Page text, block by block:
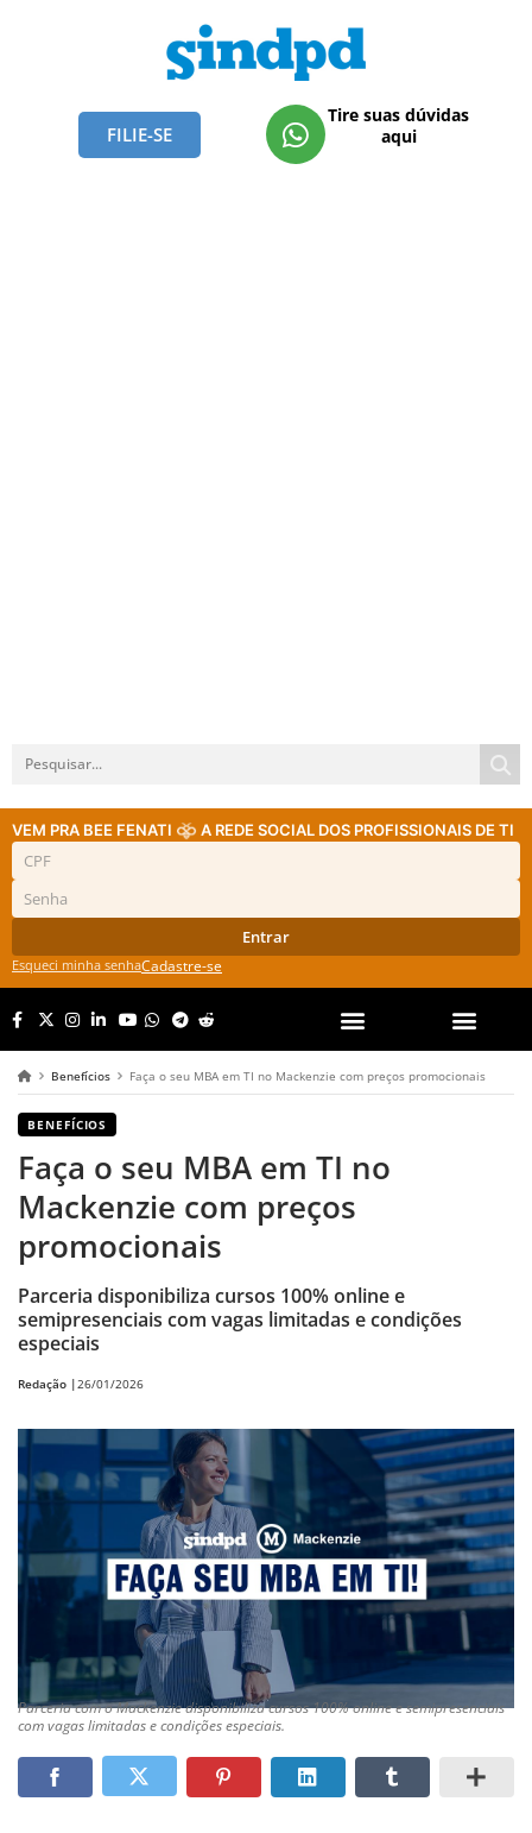
FILIE-SE
Tire suas dúvidas
aqui
VEM PRA BEE FENATI A REDE SOCIAL DOS PROFISSIONAIS DE TI
Entrar
Esqueci minha senhaCadastre-se
Benefícios Faça o seu MBA em TI no Mackenzie com preços promocionais
BENEFÍCIOS
Faça o seu MBA em TI no
Mackenzie com preços
promocionais
Parceria disponibiliza cursos 100% online e
semipresenciais com vagas limitadas e condições
especiais
Redação |26/01/2026
Parceria com o Mackenzie disponibiliza cursos 100% online e semipresenciais
com vagas limitadas e condições especiais.